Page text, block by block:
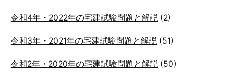
令和4年・2022年の宅建試験問題と解説(2)
令和3年・2021年の宅建試験問題と解説(51)
令和2年・2020年の宅建試験問題と解説(50)